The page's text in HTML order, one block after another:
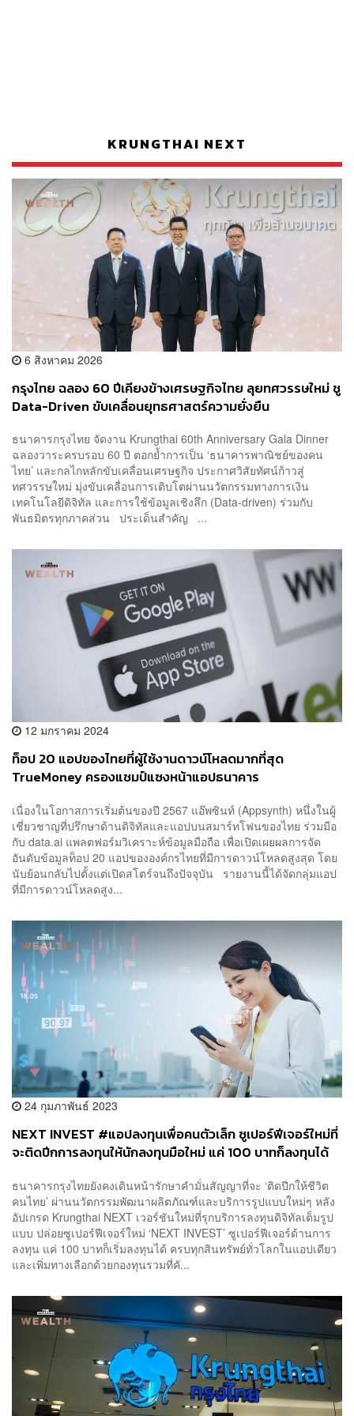
KRUNGTHAI NEXT
6 สิงหาคม 2026
กรุงไทย ฉลอง 60 ปีเคียงข้างเศรษฐกิจไทย ลุยทศวรรษใหม่ ชู
Data-Driven ขับเคลื่อนยุทธศาสตร์ความยั่งยืน
ธนาคารกรุงไทย จัดงาน Krungthai 60th Anniversary Gala Dinner
ฉลองวาระครบรอบ 60 ปี ตอกย้ำการเป็น ‘ธนาคารพาณิชย์ของคน
ไทย’ และกลไกหลักขับเคลื่อนเศรษฐกิจ ประกาศวิสัยทัศน์ก้าวสู่
ทศวรรษใหม่ มุ่งขับเคลื่อนการเติบโตผ่านนวัตกรรมทางการเงิน
เทคโนโลยีดิจิทัล และการใช้ข้อมูลเชิงลึก (Data-driven) ร่วมกับ
พันธมิตรทุกภาคส่วน ประเด็นสำคัญ ...
12 มกราคม 2024
ท็อป 20 แอปของไทยที่ผู้ใช้งานดาวน์โหลดมากที่สุด
TrueMoney ครองแชมป์แซงหน้าแอปธนาคาร
เนื่องในโอกาสการเริ่มต้นของปี 2567 แอ๊พซินท์ (Appsynth) หนึ่งในผู้
เชี่ยวชาญที่ปรึกษาด้านดิจิทัลและแอปบนสมาร์ทโฟนของไทย ร่วมมือ
กับ data.ai แพลตฟอร์มวิเคราะห์ข้อมูลมือถือ เพื่อเปิดเผยผลการจัด
อันดับข้อมูลท็อป 20 แอปขององค์กรไทยที่มีการดาวน์โหลดสูงสุด โดย
นับย้อนกลับไปตั้งแต่เปิดสโตร์จนถึงปัจจุบัน รายงานนี้ได้จัดกลุ่มแอป
ที่มีการดาวน์โหลดสูง...
24 กุมภาพันธ์ 2023
NEXT INVEST #แอปลงทุนเพื่อคนตัวเล็ก ซูเปอร์ฟีเจอร์ใหม่ที่
จะติดปีกการลงทุนให้นักลงทุนมือใหม่ แค่ 100 บาทก็ลงทุนได้
ธนาคารกรุงไทยยังคงเดินหน้ารักษาคำมั่นสัญญาที่จะ ‘ติดปีกให้ชีวิต
คนไทย’ ผ่านนวัตกรรมพัฒนาผลิตภัณฑ์และบริการรูปแบบใหม่ๆ หลัง
อัปเกรด Krungthai NEXT เวอร์ชันใหม่ที่รุกบริการลงทุนดิจิทัลเต็มรูป
แบบ ปล่อยซูเปอร์ฟีเจอร์ใหม่ ‘NEXT INVEST’ ซูเปอร์ฟีเจอร์ด้านการ
ลงทุน แค่ 100 บาทก็เริ่มลงทุนได้ ครบทุกสินทรัพย์ทั่วโลกในแอปเดียว
และเพิ่มทางเลือกด้วยกองทุนรวมที่คั...